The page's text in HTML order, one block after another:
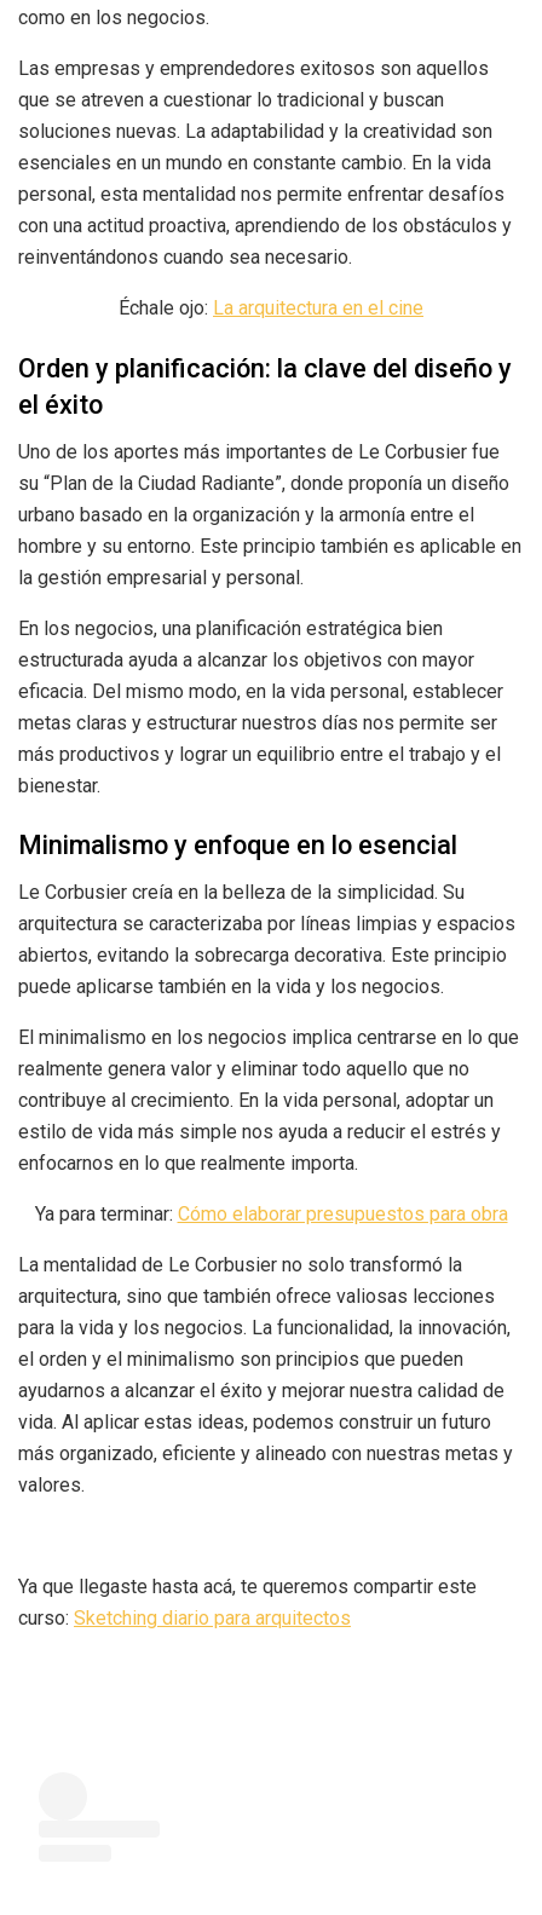
como en los negocios.
Las empresas y emprendedores exitosos son aquellos
que se atreven a cuestionar lo tradicional y buscan
soluciones nuevas. La adaptabilidad y la creatividad son
esenciales en un mundo en constante cambio. En la vida
personal, esta mentalidad nos permite enfrentar desafíos
con una actitud proactiva, aprendiendo de los obstáculos y
reinventándonos cuando sea necesario.
Échale ojo: La arquitectura en el cine
Orden y planificación: la clave del diseño y
el éxito
Uno de los aportes más importantes de Le Corbusier fue
su “Plan de la Ciudad Radiante”, donde proponía un diseño
urbano basado en la organización y la armonía entre el
hombre y su entorno. Este principio también es aplicable en
la gestión empresarial y personal.
En los negocios, una planificación estratégica bien
estructurada ayuda a alcanzar los objetivos con mayor
eficacia. Del mismo modo, en la vida personal, establecer
metas claras y estructurar nuestros días nos permite ser
más productivos y lograr un equilibrio entre el trabajo y el
bienestar.
Minimalismo y enfoque en lo esencial
Le Corbusier creía en la belleza de la simplicidad. Su
arquitectura se caracterizaba por líneas limpias y espacios
abiertos, evitando la sobrecarga decorativa. Este principio
puede aplicarse también en la vida y los negocios.
El minimalismo en los negocios implica centrarse en lo que
realmente genera valor y eliminar todo aquello que no
contribuye al crecimiento. En la vida personal, adoptar un
estilo de vida más simple nos ayuda a reducir el estrés y
enfocarnos en lo que realmente importa.
Ya para terminar: Cómo elaborar presupuestos para obra
La mentalidad de Le Corbusier no solo transformó la
arquitectura, sino que también ofrece valiosas lecciones
para la vida y los negocios. La funcionalidad, la innovación,
el orden y el minimalismo son principios que pueden
ayudarnos a alcanzar el éxito y mejorar nuestra calidad de
vida. Al aplicar estas ideas, podemos construir un futuro
más organizado, eficiente y alineado con nuestras metas y
valores.
Ya que llegaste hasta acá, te queremos compartir este
curso: Sketching diario para arquitectos